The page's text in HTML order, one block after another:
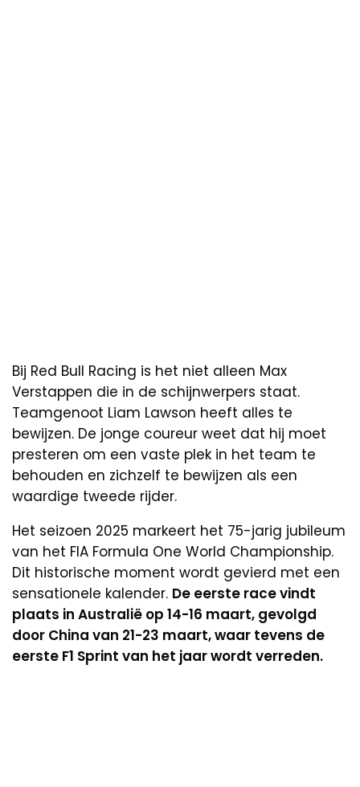
Bij Red Bull Racing is het niet alleen Max
Verstappen die in de schijnwerpers staat.
Teamgenoot Liam Lawson heeft alles te
bewijzen. De jonge coureur weet dat hij moet
presteren om een vaste plek in het team te
behouden en zichzelf te bewijzen als een
waardige tweede rijder.
Het seizoen 2025 markeert het 75-jarig jubileum
van het FIA Formula One World Championship.
Dit historische moment wordt gevierd met een
sensationele kalender. De eerste race vindt
plaats in Australië op 14-16 maart, gevolgd
door China van 21-23 maart, waar tevens de
eerste F1 Sprint van het jaar wordt verreden.